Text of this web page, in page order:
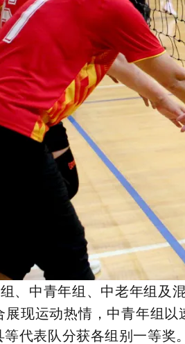
、中青年组、中老年组及
展现运动热情，中青年组
等代表队分获各组别一等奖